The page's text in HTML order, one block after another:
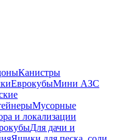
Канистры
ЕврокубыМини АЗС
Мусорные
и локализации
Для дачи и